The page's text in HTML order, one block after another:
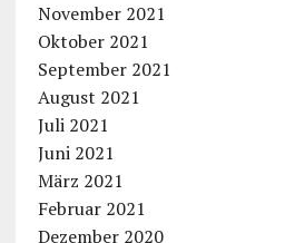
November 2021
Oktober 2021
September 2021
August 2021
Juli 2021
Juni 2021
März 2021
Februar 2021
Dezember 2020